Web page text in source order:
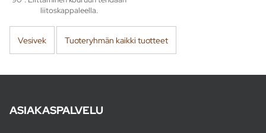
liitoskappaleella.
Vesivek Tuoteryhmän kaikki tuotteet
ASIAKASPALVELU